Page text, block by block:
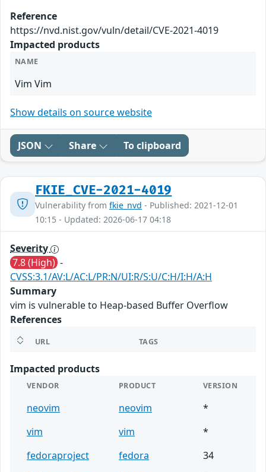
Reference
https://nvd.nist.gov/vuln/detail/CVE-2021-4019
Impacted products
NAME
Vim Vim
Show details on source website
JSON Share To clipboard
FKIE_CVE-2021-4019
Vulnerability from fkie_nvd - Published: 2021-12-01
10:15 - Updated: 2026-06-17 04:18
Severity
7.8 (High) -
CVSS:3.1/AV:L/AC:L/PR:N/UI:R/S:U/C:H/I:H/A:H
Summary
vim is vulnerable to Heap-based Buffer Overflow
References
URL TAGS
Impacted products
VENDOR PRODUCT VERSION
neovim neovim
*
vim
vim
*
fedoraproject
fedora
34